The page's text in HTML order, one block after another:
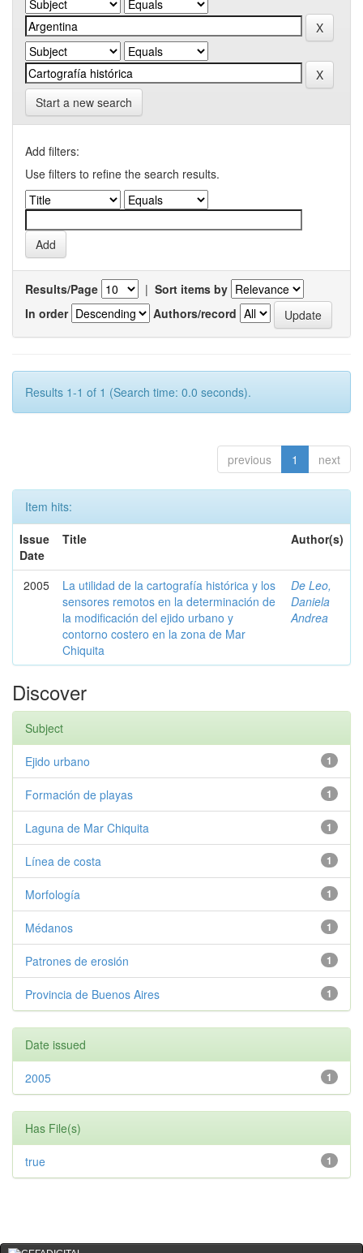
Start a new search
Add filters:
Use filters to refine the search results.
Results/Page | Sort items by
In order
Authors/record
Results 1-1 of 1 (Search time: 0.0 seconds).
previous 1 next
Item hits:
Issue
Date
Title Author(s)
2005
La utilidad de la cartografía histórica y los
sensores remotos en la determinación de
la modificación del ejido urbano y
contorno costero en la zona de Mar
Chiquita
De Leo,
Daniela
Andrea
Discover
Subject
1
Ejido urbano
1
Formación de playas
1
Laguna de Mar Chiquita
1
Línea de costa
1
Morfología
1
Médanos
1
Patrones de erosión
1
Provincia de Buenos Aires
Date issued
1
2005
Has File(s)
1
true